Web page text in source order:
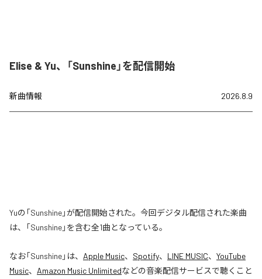
Elise & Yu、「Sunshine」を配信開始
新曲情報 2026.8.9
Yuの「Sunshine」が配信開始された。今回デジタル配信された楽曲
は、「Sunshine」を含む全1曲となっている。
なお「Sunshine」は、 Apple Music、 Spotify、 LINE MUSIC、 YouTube
Music、 Amazon Music Unlimitedなどの音楽配信サービスで聴くこと